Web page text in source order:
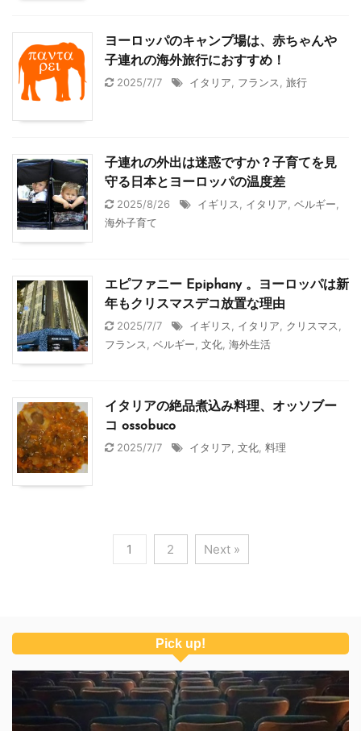
ヨーロッパのキャンプ場は、赤ちゃんや
子連れの海外旅行におすすめ！
2025/7/7
イタリア フランス 旅行
子連れの外出は迷惑ですか？子育てを見
守る日本とヨーロッパの温度差
2025/8/26
イギリス イタリア ベルギー
海外子育て
エピファニー Epiphany 。ヨーロッパは新
年もクリスマスデコ放置な理由
2025/7/7
イギリス イタリア クリスマス
フランス
ベルギー 文化 海外生活
イタリアの絶品煮込み料理、オッソブー
コ ossobuco
2025/7/7
イタリア 文化 料理
1 2 Next »
Pick up!